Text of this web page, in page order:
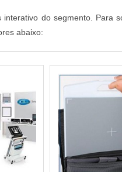
do segmento. Para
abaixo: